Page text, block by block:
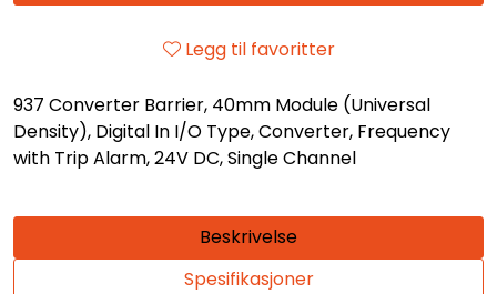
Legg til favoritter
937 Converter Barrier, 40mm Module (Universal
Density), Digital In I/O Type, Converter, Frequency
with Trip Alarm, 24V DC, Single Channel
Beskrivelse
Spesifikasjoner